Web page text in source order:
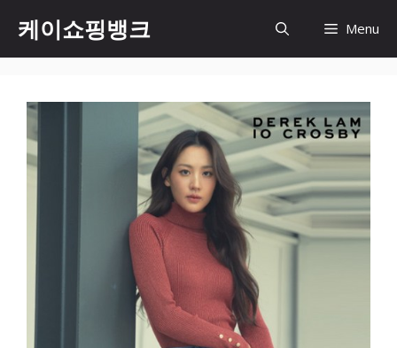
content
케이쇼핑뱅크 Menu